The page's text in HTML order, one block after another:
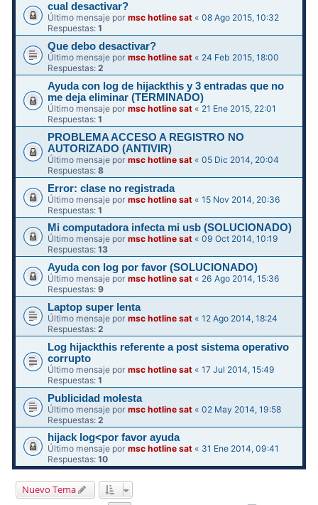
cual desactivar?
Último mensaje pormsc hotline sat «08 Ago 2015, 10:32
Respuestas:1
Que debo desactivar?
Último mensaje pormsc hotline sat « 24 Feb 2015, 18:00
Respuestas:2
Ayuda con log de hijackthis y 3 entradas que no
me deja eliminar (TERMINADO)
Último mensaje pormsc hotline sat « 21 Ene 2015, 22:01
Respuestas:1
PROBLEMA ACCESO A REGISTRO NO
AUTORIZADO (ANTIVIR)
Último mensaje pormsc hotline sat «05 Dic 2014, 20:04
Respuestas:8
Error: clase no registrada
Último mensaje pormsc hotline sat «15 Nov 2014, 20:36
Respuestas:1
Mi computadora infecta mi usb (SOLUCIONADO)
Último mensaje pormsc hotline sat «09 Oct 2014, 10:19
Respuestas:13
Ayuda con log por favor (SOLUCIONADO)
Último mensaje pormsc hotline sat « 26 Ago 2014, 15:36
Respuestas:9
Laptop super lenta
Último mensaje pormsc hotline sat «12 Ago 2014, 18:24
Respuestas:2
Log hijackthis referente a post sistema operativo
corrupto
Último mensaje pormsc hotline sat «17 Jul 2014, 15:49
Respuestas:1
Publicidad molesta
Último mensaje pormsc hotline sat «02 May 2014, 19:58
Respuestas:2
hijack log<por favor ayuda
Último mensaje pormsc hotline sat « 31 Ene 2014, 09:41
Respuestas:10
Nuevo Tema